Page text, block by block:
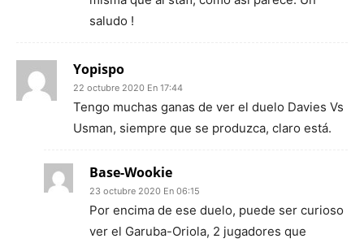
saludo !
Yopispo
22 octubre 2020 En 17:44
Tengo muchas ganas de ver el duelo Davies Vs
Usman, siempre que se produzca, claro está.
Base-Wookie
23 octubre 2020 En 06:15
Por encima de ese duelo, puede ser curioso
ver el Garuba-Oriola, 2 jugadores que